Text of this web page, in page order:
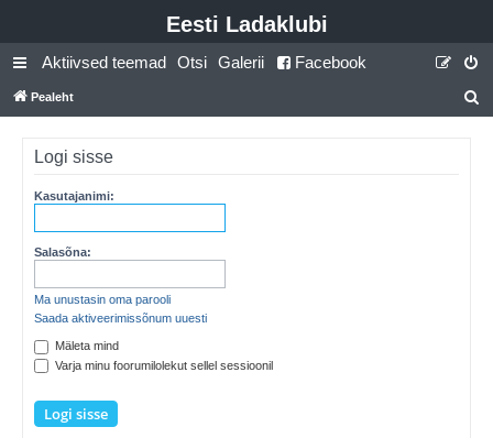
Eesti Ladaklubi
Aktiivsed teemad Otsi Galerii Facebook
Pealeht
t
Logi sisse
Kasutajanimi:
Salasõna:
Ma unustasin oma parooli
Saada aktiveerimissõnum uuesti
Mäleta mind
Varja minu foorumilolekut sellel sessioonil